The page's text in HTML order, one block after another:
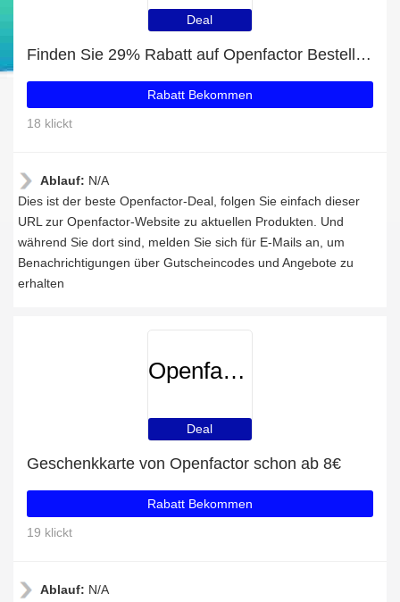
Deal
Finden Sie 29% Rabatt auf Openfactor Bestellungen
Rabatt Bekommen
18 klickt
Ablauf: N/A
Dies ist der beste Openfactor-Deal, folgen Sie einfach dieser
URL zur Openfactor-Website zu aktuellen Produkten. Und
während Sie dort sind, melden Sie sich für E-Mails an, um
Benachrichtigungen über Gutscheincodes und Angebote zu
erhalten
Openfactor
Deal
Geschenkkarte von Openfactor schon ab 8€
Rabatt Bekommen
19 klickt
Ablauf: N/A